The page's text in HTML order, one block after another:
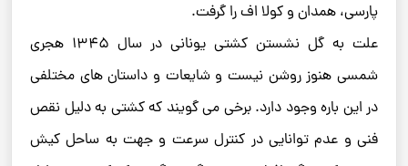
پارسی، همدان و کولا اف را گرفت.
علت به گل نشستن کشتی یونانی در سال ۱۳۴۵ هجری
شمسی هنوز روشن نیست و شایعات و داستان‌ های مختلفی
در این باره وجود دارد. برخی می ‌گویند که کشتی به دلیل نقص
فنی و عدم توانایی در کنترل سرعت و جهت به ساحل کیش